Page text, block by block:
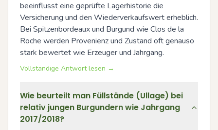
beeinflusst eine geprüfte Lagerhistorie die
Versicherung und den Wiederverkaufswert erheblich.
Bei Spitzenbordeaux und Burgund wie Clos de la
Roche werden Provenienz und Zustand oft genauso
stark bewertet wie Erzeuger und Jahrgang.
Vollständige Antwort lesen →
Wie beurteilt man Füllstände (Ullage) bei
relativ jungen Burgundern wie Jahrgang
2017/2018?